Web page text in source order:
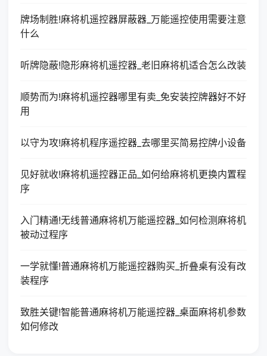
牌场制胜!麻将机遥控器屏蔽器_万能遥控使用需要注意
什么
听牌隐蔽!隐形麻将机遥控器_老旧麻将机适合怎么改装
顺势而为!麻将机遥控器哪里有卖_免安装控牌器好不好
用
以守为攻!麻将机程序遥控器_去哪里买简易控牌小设备
见好就收!麻将机遥控器正品_如何给麻将机更换内置程
序
入门精通!无线普通麻将机万能遥控器_如何检测麻将机
被动过程序
一学就懂!普通麻将机万能遥控器购买_折叠桌有没有改
装程序
致胜关键!智能普通麻将机万能遥控器_桌面麻将机参数
如何修改